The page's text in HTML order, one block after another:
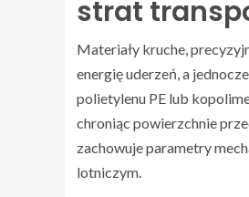
strat
Materiały kruche,
energię uderzeń, a
polietylenu PE lub
chroniąc powierzchnie
zachowuje parametry
lotniczym.